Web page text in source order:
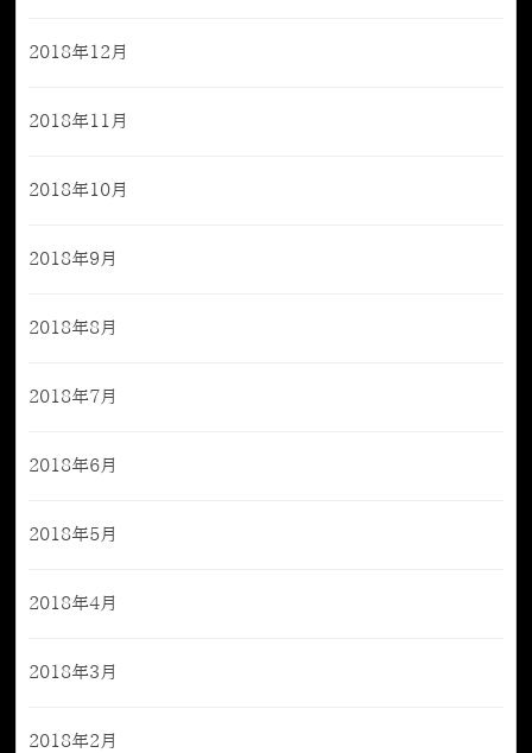
2018年12月
2018年11月
2018年10月
2018年9月
2018年8月
2018年7月
2018年6月
2018年5月
2018年4月
2018年3月
2018年2月